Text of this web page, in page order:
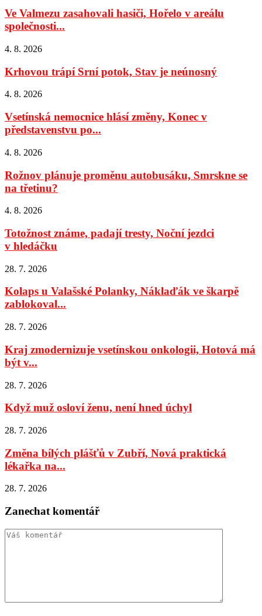
Ve Valmezu zasahovali hasiči, Hořelo v areálu
společnosti...
4. 8. 2026
Krhovou trápí Srní potok, Stav je neúnosný
4. 8. 2026
Vsetínská nemocnice hlásí změny, Konec v
představenstvu po...
4. 8. 2026
Rožnov plánuje proměnu autobusáku, Smrskne se
na třetinu?
4. 8. 2026
Totožnost známe, padají tresty, Noční jezdci
v hledáčku
28. 7. 2026
Kolaps u Valašské Polanky, Náklaďák ve škarpě
zablokoval...
28. 7. 2026
Kraj zmodernizuje vsetínskou onkologii, Hotová má
být v...
28. 7. 2026
Když muž osloví ženu, není hned úchyl
28. 7. 2026
Změna bílých plášťů v Zubří, Nová praktická
lékařka na...
28. 7. 2026
Zanechat komentář